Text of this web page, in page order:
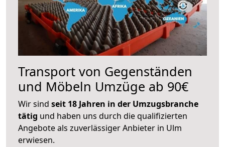
Transport von Gegenständen
und Möbeln Umzüge ab 90€
Wir sind seit 18 Jahren in der Umzugsbranche
tätig und haben uns durch die qualifizierten
Angebote als zuverlässiger Anbieter in Ulm
erwiesen.